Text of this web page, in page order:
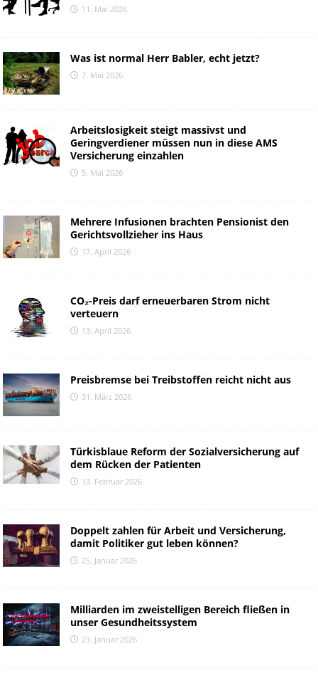
11. Mai 2026
Was ist normal Herr Babler, echt jetzt?
7. Mai 2026
Arbeitslosigkeit steigt massivst und
Geringverdiener müssen nun in diese AMS
Versicherung einzahlen
5. Mai 2026
Mehrere Infusionen brachten Pensionist den
Gerichtsvollzieher ins Haus
17. April 2026
CO₂-Preis darf erneuerbaren Strom nicht
verteuern
13. April 2026
Preisbremse bei Treibstoffen reicht nicht aus
31. März 2026
Türkisblaue Reform der Sozialversicherung auf
dem Rücken der Patienten
13. Februar 2026
Doppelt zahlen für Arbeit und Versicherung,
damit Politiker gut leben können?
25. Januar 2026
Milliarden im zweistelligen Bereich fließen in
unser Gesundheitssystem
23. Januar 2026